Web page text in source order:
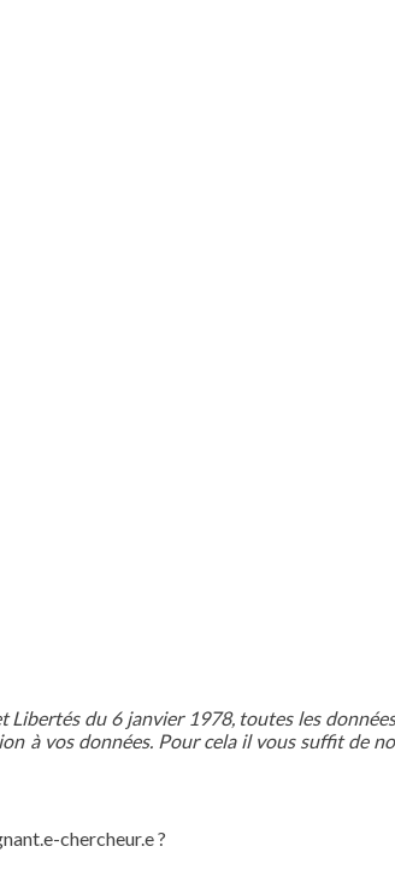
du 6 janvier 1978, toutes les
à vos données. Pour cela il vous suffit
chercheur.e ?